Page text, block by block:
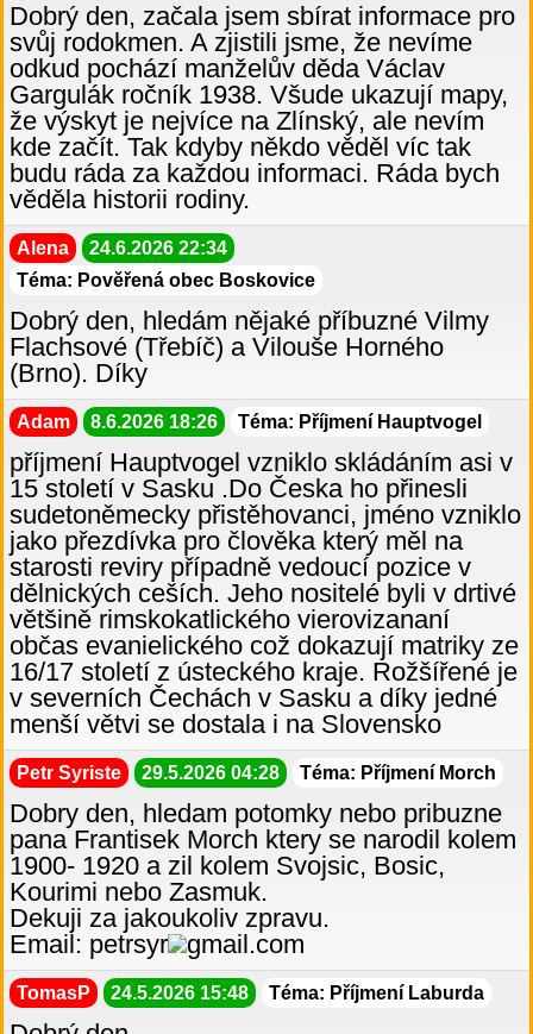
Dobrý den, začala jsem sbírat informace pro
svůj rodokmen. A zjistili jsme, že nevíme
odkud pochází manželův děda Václav
Gargulák ročník 1938. Všude ukazují mapy,
že výskyt je nejvíce na Zlínský, ale nevím
kde začít. Tak kdyby někdo věděl víc tak
budu ráda za každou informaci. Ráda bych
věděla historii rodiny.
Alena
24.6.2026 22:34
Téma: Pověřená obec Boskovice
Dobrý den, hledám nějaké příbuzné Vilmy
Flachsové (Třebíč) a Vilouše Horného
(Brno). Díky
Adam 8.6.2026 18:26 Téma: Příjmení Hauptvogel
příjmení Hauptvogel vzniklo skládáním asi v
15 století v Sasku .Do Česka ho přinesli
sudetoněmecky přistěhovanci, jméno vzniklo
jako přezdívka pro člověka který měl na
starosti reviry případně vedoucí pozice v
dělnických ceších. Jeho nositelé byli v drtivé
většině rimskokatlického vierovizananí
občas evanielického což dokazují matriky ze
16/17 století z ústeckého kraje. Rožšířené je
v severních Čechách v Sasku a díky jedné
menší větvi se dostala i na Slovensko
Petr Syriste 29.5.2026 04:28 Téma: Příjmení Morch
Dobry den, hledam potomky nebo pribuzne
pana Frantisek Morch ktery se narodil kolem
1900- 1920 a zil kolem Svojsic, Bosic,
Kourimi nebo Zasmuk.
Dekuji za jakoukoliv zpravu.
Email: petrsyr
gmail.com
TomasP 24.5.2026 15:48 Téma: Příjmení Laburda